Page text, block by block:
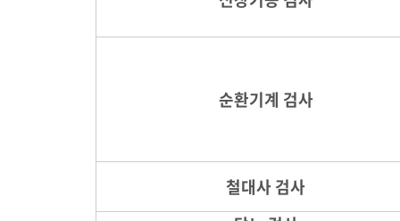
순환기계 검사
철대사 검사